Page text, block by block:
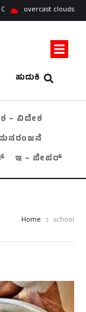
overcast clouds
ಹುಡುಕಿ
– ವಿದೇಶ
ಇ – ಪೇಪರ್
Home school